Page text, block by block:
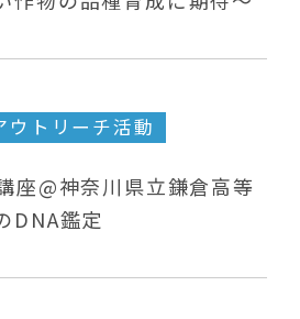
ウトリーチ活動
座@神奈川県立鎌倉高等
鑑定